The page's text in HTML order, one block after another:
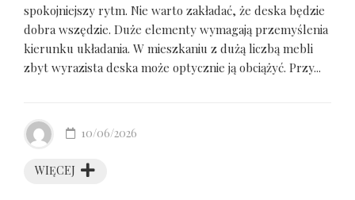
spokojniejszy rytm. Nie warto zakładać, że deska będzie
dobra wszędzie. Duże elementy wymagają przemyślenia
kierunku układania. W mieszkaniu z dużą liczbą mebli
zbyt wyrazista deska może optycznie ją obciążyć. Przy...
WIĘCEJ
10/06/2026